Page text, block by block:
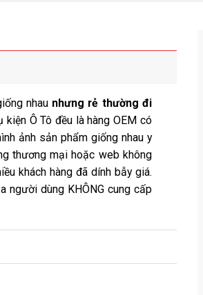
nhau nhưng rẻ thường đi
kiện Ô Tô đều là hàng OEM có
ảnh sản phẩm giống nhau y
thương mại hoặc web không
khách hàng đã dính bẫy giá.
người dùng KHÔNG cung cấp